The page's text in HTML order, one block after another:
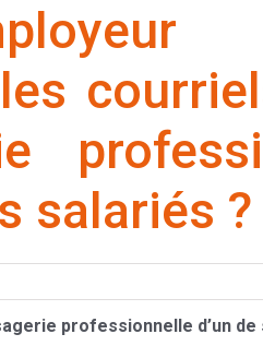
salariés ?
professionnelle d’un de